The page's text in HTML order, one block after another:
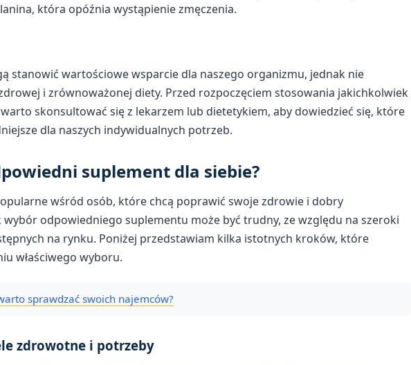
która opóźnia wystąpienie zmęczenia.
stanowić wartościowe wsparcie dla naszego organizmu, jednak nie
i zrównoważonej diety. Przed rozpoczęciem stosowania jakichkolwiek
skonsultować się z lekarzem lub dietetykiem, aby dowiedzieć się, które
dla naszych indywidualnych potrzeb.
suplement dla siebie?
wśród osób, które chcą poprawić swoje zdrowie i dobry
wybór odpowiedniego suplementu może być trudny, ze względu na szeroki
na rynku. Poniżej przedstawiam kilka istotnych kroków, które
właściwego wyboru.
sprawdzać swoich najemców?
zdrowotne i potrzeby